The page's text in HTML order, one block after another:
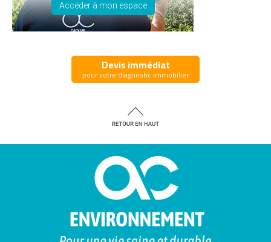
Accéder à mon espace
Devis immédiat
pour votre diagnostic immobilier